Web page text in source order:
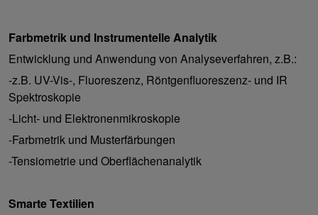
Farbmetrik und Instrumentelle Analytik
Entwicklung und Anwendung von Analyseverfahren, z.B.:
-z.B. UV-Vis-, Fluoreszenz, Röntgenfluoreszenz- und IR
Spektroskopie
-Licht- und Elektronenmikroskopie
-Farbmetrik und Musterfärbungen
-Tensiometrie und Oberflächenanalytik
Smarte Textilien